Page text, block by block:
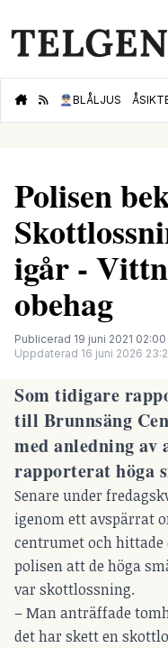
👮🏻‍♂️BLÅLJUS
Polisen
igår -
obehag
Publicerad 19 juni 2021 02:00
Uppdaterad 16 juni 2026
Som tidigare
till Brunnsäng
med anledning av
rapporterat höga
Senare under
igenom ett avspärrat
centrumet och
polisen att de höga
var skottlossning.
– Man anträffade
det har skett en